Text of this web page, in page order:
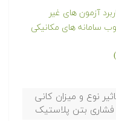
آزمون های غیر
سامانه های مکانیکی
نوع و میزان کانی
بتن پلاستیک